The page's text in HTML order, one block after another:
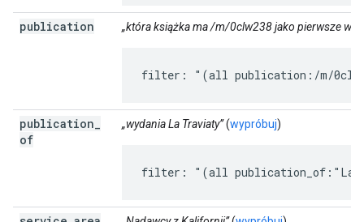
publication „która książka ma /m/0clw238 jako pierwsze
filter: "(all publication:/m/
publication
of
„wydania La Traviaty”(wypróbuj)
filter: "(all publication_of:"La